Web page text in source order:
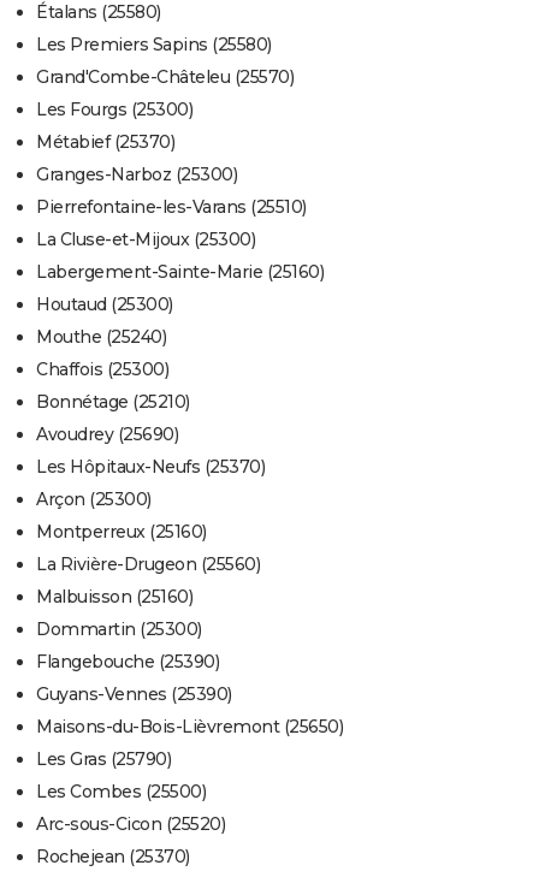
Étalans (25580)
Les Premiers Sapins (25580)
Grand'Combe-Châteleu (25570)
Les Fourgs (25300)
Métabief (25370)
Granges-Narboz (25300)
Pierrefontaine-les-Varans (25510)
La Cluse-et-Mijoux (25300)
Labergement-Sainte-Marie (25160)
Houtaud (25300)
Mouthe (25240)
Chaffois (25300)
Bonnétage (25210)
Avoudrey (25690)
Les Hôpitaux-Neufs (25370)
Arçon (25300)
Montperreux (25160)
La Rivière-Drugeon (25560)
Malbuisson (25160)
Dommartin (25300)
Flangebouche (25390)
Guyans-Vennes (25390)
Maisons-du-Bois-Lièvremont (25650)
Les Gras (25790)
Les Combes (25500)
Arc-sous-Cicon (25520)
Rochejean (25370)